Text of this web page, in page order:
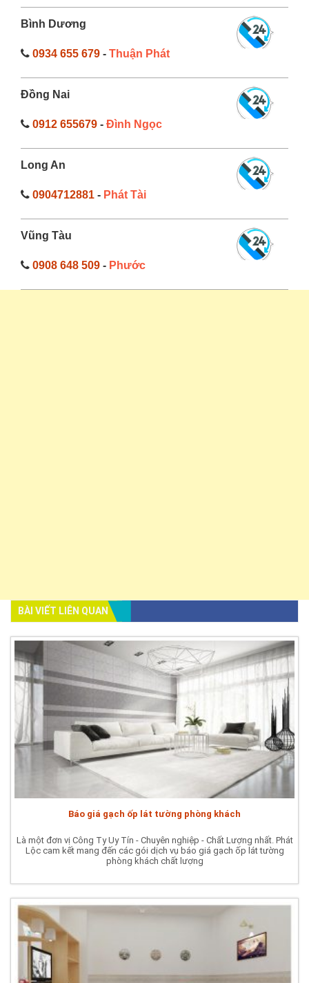
Bình Dương
0934 655 679 - Thuận Phát
Đồng Nai
0912 655679 - Đình Ngọc
Long An
0904712881 - Phát Tài
Vũng Tàu
0908 648 509 - Phước
BÀI VIẾT LIÊN QUAN
Báo giá gạch ốp lát tường phòng khách
Là một đơn vị Công Ty Uy Tín - Chuyên nghiệp - Chất Lượng nhất. Phát
Lộc cam kết mang đến các gói dịch vụ báo giá gạch ốp lát tường
phòng khách chất lượng